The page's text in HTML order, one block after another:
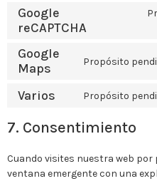
Google
reCAPTCHA
Google
Maps
Propósito
Varios Propósito
7. Consentimiento
Cuando visites nuestra web
ventana emergente con una